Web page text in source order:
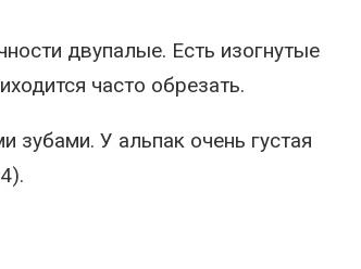
двупалые. Есть изогнутые
часто обрезать.
У альпак очень густая